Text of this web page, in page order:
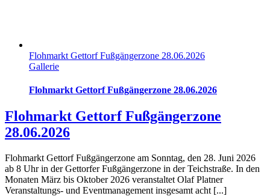
Flohmarkt Gettorf Fußgängerzone 28.06.2026
Gallerie
Flohmarkt Gettorf Fußgängerzone 28.06.2026
Flohmarkt Gettorf Fußgängerzone
28.06.2026
Flohmarkt Gettorf Fußgängerzone am Sonntag, den 28. Juni 2026
ab 8 Uhr in der Gettorfer Fußgängerzone in der Teichstraße. In den
Monaten März bis Oktober 2026 veranstaltet Olaf Platner
Veranstaltungs- und Eventmanagement insgesamt acht [...]